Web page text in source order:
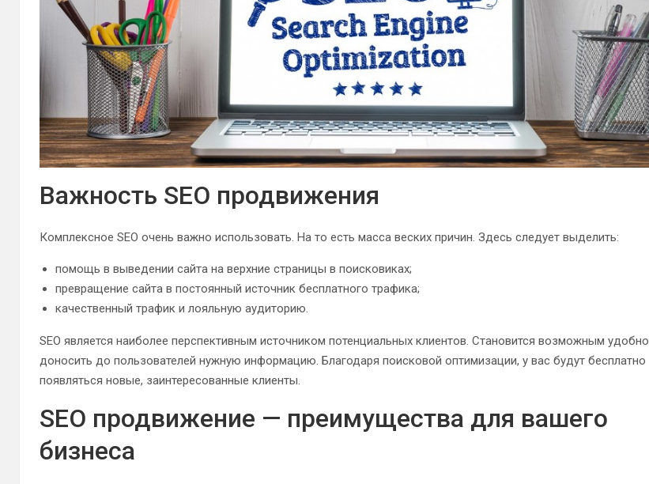
Важность SEO продвижения
Комплексное SEO очень важно использовать. На то есть масса веских причин. Здесь следует выделить:
помощь в выведении сайта на верхние страницы в поисковиках;
превращение сайта в постоянный источник бесплатного трафика;
качественный трафик и лояльную аудиторию.
SEO является наиболее перспективным источником потенциальных клиентов. Становится возможным удобно
доносить до пользователей нужную информацию. Благодаря поисковой оптимизации, у вас будут бесплатно
появляться новые, заинтересованные клиенты.
SEO продвижение — преимущества для вашего
бизнеса